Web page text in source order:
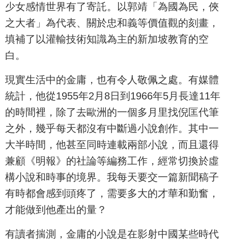
少女感情世界有了寄託。以郭靖「為國為民，俠
之大者」為代表、關於忠和義等價值觀的刻畫，
填補了以灌輸技術知識為主的新加坡教育的空
白。
現實生活中的金庸，也有令人敬佩之處。有媒體
統計，他從1955年2月8日到1966年5月長達11年
的時間裡，除了去歐洲的一個多月里找倪匡代筆
之外，幾乎每天都沒有中斷過小說創作。其中一
大半時間，他甚至同時連載兩部小說，而且還得
兼顧《明報》的社論等編務工作，經常切換於虛
構小說和時事的境界。我每天要交一篇新聞稿子
有時都會感到頭疼了，需要多大的才華和勤奮，
才能做到他產出的量？
有讀者揣測，金庸的小說是在影射中國某些時代